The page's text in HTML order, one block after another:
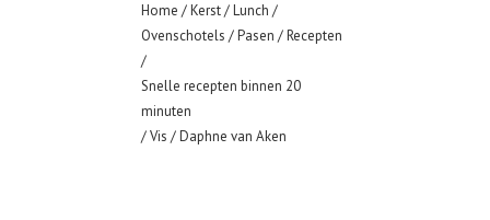
Home /Kerst/Lunch /
Ovenschotels /Pasen /Recepten
/
Snelle recepten binnen 20
minuten
/Vis / Daphne van Aken